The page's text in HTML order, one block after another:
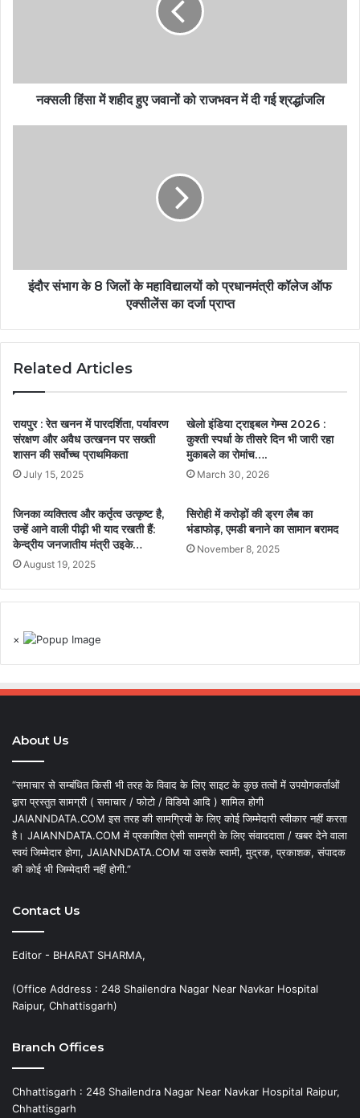
नक्सली हिंसा में शहीद हुए जवानों को राजभवन में दी गई श्रद्धांजलि
इंदौर संभाग के 8 जिलों के महाविद्यालयों को प्रधानमंत्री कॉलेज ऑफ
एक्सीलेंस का दर्जा प्राप्त
Related Articles
रायपुर : रेत खनन में पारदर्शिता, पर्यावरण
संरक्षण और अवैध उत्खनन पर सख्ती
शासन की सर्वोच्च प्राथमिकता
July 15, 2025
खेलो इंडिया ट्राइबल गेम्स 2026 :
कुश्ती स्पर्धा के तीसरे दिन भी जारी रहा
मुकाबले का रोमांच….
March 30, 2026
जिनका व्यक्तित्व और कर्तृत्व उत्कृष्ट है,
उन्हें आने वाली पीढ़ी भी याद रखती हैं:
केन्द्रीय जनजातीय मंत्री उइके…
August 19, 2025
सिरोही में करोड़ों की ड्रग लैब का
भंडाफोड़, एमडी बनाने का सामान बरामद
November 8, 2025
×
About Us
“समाचार से सम्बंधित किसी भी तरह के विवाद के लिए साइट के कुछ तत्वों में उपयोगकर्ताओं
द्वारा प्रस्तुत सामग्री ( समाचार / फोटो / विडियो आदि ) शामिल होगी
JAIANNDATA.COM इस तरह की सामग्रियों के लिए कोई जिम्मेदारी स्वीकार नहीं करता
है। JAIANNDATA.COM में प्रकाशित ऐसी सामग्री के लिए संवाददाता / खबर देने वाला
स्वयं जिम्मेदार होगा, JAIANNDATA.COM या उसके स्वामी, मुद्रक, प्रकाशक, संपादक
की कोई भी जिम्मेदारी नहीं होगी.”
Contact Us
Editor - BHARAT SHARMA,
(Office Address : 248 Shailendra Nagar Near Navkar Hospital
Raipur, Chhattisgarh)
Branch Offices
Chhattisgarh : 248 Shailendra Nagar Near Navkar Hospital Raipur,
Chhattisgarh